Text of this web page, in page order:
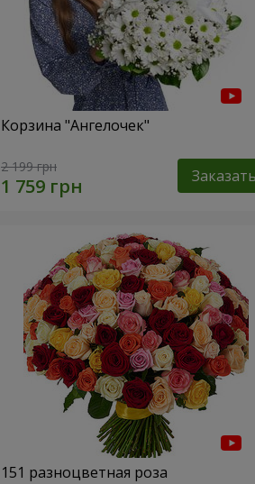
Корзина "Ангелочек"
2 199 грн Заказать
151 разноцветная роза